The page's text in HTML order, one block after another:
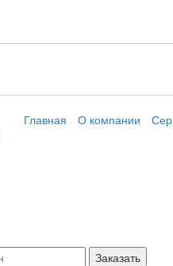
Главная О компании
Заказать